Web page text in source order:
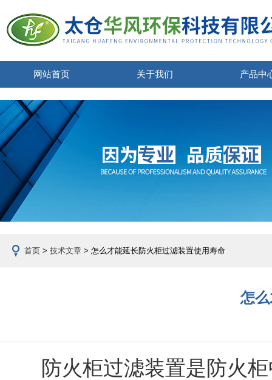
网站首页 关于我们 产品中
首页 > 技术文章 > 怎么才能延长防火柜过滤装置使用寿命
怎
防火柜过滤装置是防火柜